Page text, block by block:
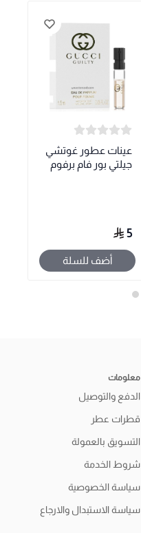
عينات عطور غوتشي
جيلتي بور فام برفوم
5
أضف للسلة
معلومات
الدفع والتوصيل
قطرات عطر
التسويق بالعمولة
شروط الخدمة
سياسة الخصوصية
سياسة الاستبدال والارجاع